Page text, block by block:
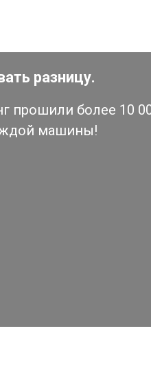
разницу.
более 10
машины!